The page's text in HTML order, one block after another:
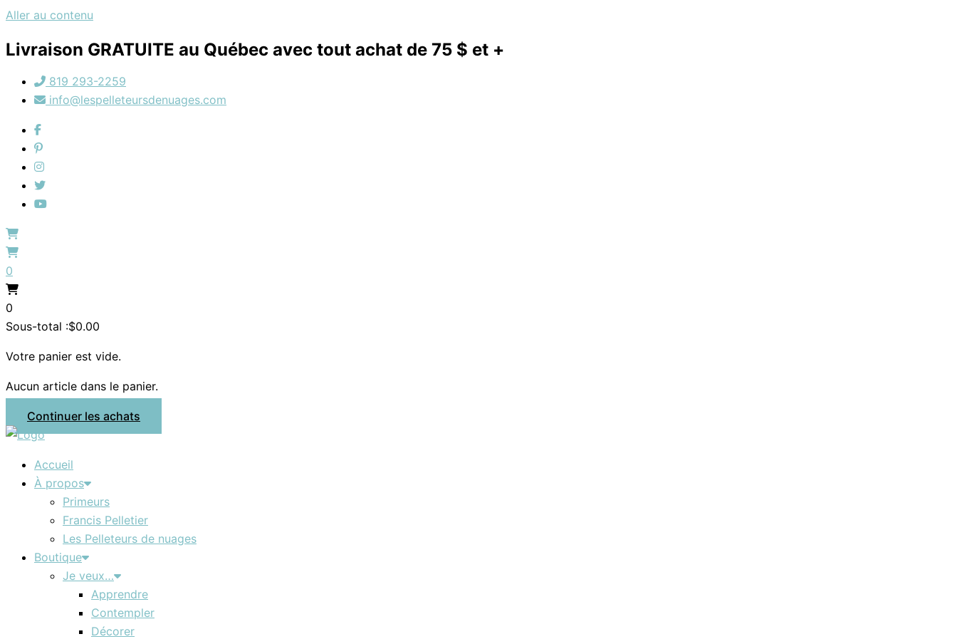
Aller au contenu
Livraison GRATUITE au Québec avec tout achat de 75 $ et +
819 293-2259
info@lespelleteursdenuages.com
0
0
Sous-total :$0.00
Votre panier est vide.
Aucun article dans le panier.
Continuer les achats
Accueil
À propos
Primeurs
Francis Pelletier
Les Pelleteurs de nuages
Boutique
Je veux…
Apprendre
Contempler
Décorer